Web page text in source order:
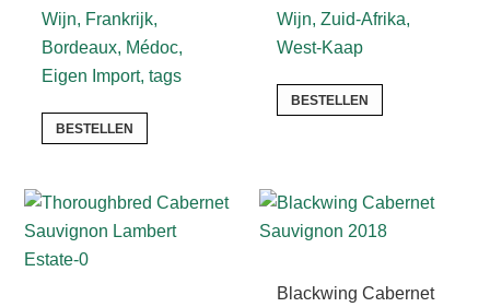
Wijn, Frankrijk,
Bordeaux, Médoc,
Eigen Import, tags
BESTELLEN
prijs
was:
prijs
Wijn, Zuid-Afrika,
West-Kaap
BESTELLEN
Blackwing Cabernet